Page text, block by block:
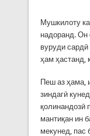
Мушкилоту
надоранд. Он
вуруди
ҳам ҳастанд,
Пеш аз ҳама,
зиндагӣ
қолинандозӣ
мантиқан ин
мекунед, пас